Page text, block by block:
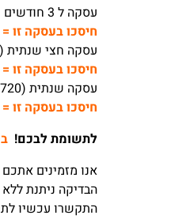
עסקה ל 3 חודשים (180 עדשות)
חיסכו בעסקה זו = 36 ש”ח
עסקה חצי שנתית (360 עדשות)
חיסכו בעסקה זו = 96 ש”ח
עסקה שנתית (720 עדשות)
חיסכו בעסקה זו = 240 ש”ח
לתשומת לבכם!
אנו מזמינים אתכם
הבדיקה ניתנת
התקשרו עכשיו